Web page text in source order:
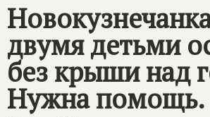
двумя детьми
без крыши над
Нужна помощь.